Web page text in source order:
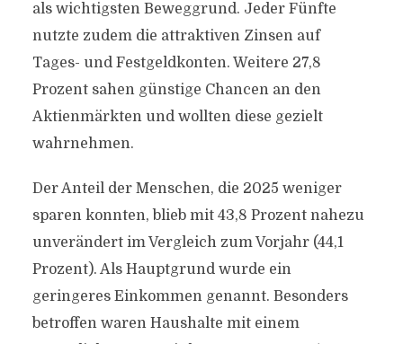
als wichtigsten Beweggrund. Jeder Fünfte
nutzte zudem die attraktiven Zinsen auf
Tages- und Festgeldkonten. Weitere 27,8
Prozent sahen günstige Chancen an den
Aktienmärkten und wollten diese gezielt
wahrnehmen.
Der Anteil der Menschen, die 2025 weniger
sparen konnten, blieb mit 43,8 Prozent nahezu
unverändert im Vergleich zum Vorjahr (44,1
Prozent). Als Hauptgrund wurde ein
geringeres Einkommen genannt. Besonders
betroffen waren Haushalte mit einem